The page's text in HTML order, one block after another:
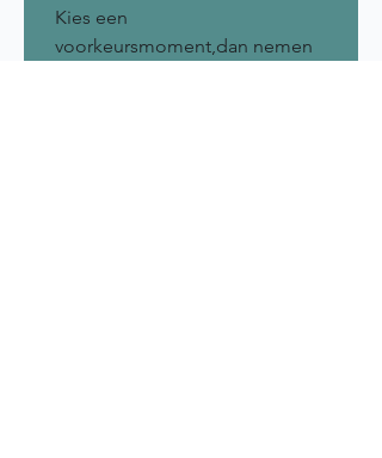
Kies een
voorkeursmoment,dan nemen